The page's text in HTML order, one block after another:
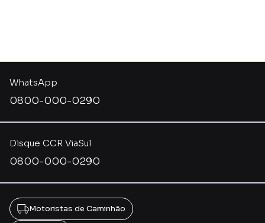
Disque CCR ViaSul
0800-000-0290
WhatsApp
0800-000-0290
Motoristas de Caminhão